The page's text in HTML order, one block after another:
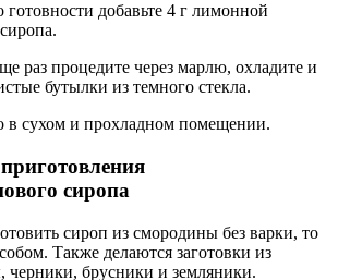
добавьте 4 г лимонной
раз процедите через марлю, охладите и
бутылки из темного стекла.
в сухом и прохладном помещении.
сиропа
сироп из смородины без варки, то
Также делаются заготовки из
брусники и земляники.